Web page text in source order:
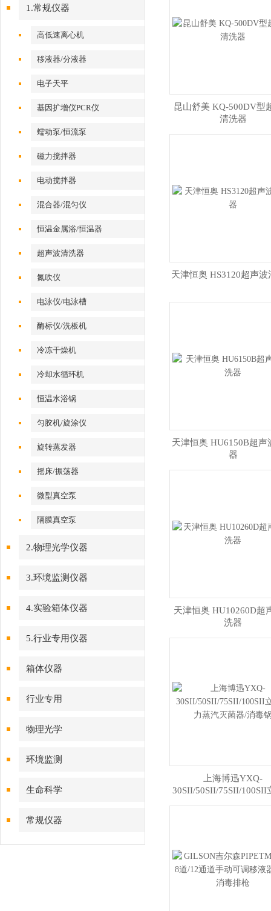
1.常规仪器
高低速离心机
移液器/分液器
电子天平
基因扩增仪PCR仪
蠕动泵/恒流泵
磁力搅拌器
电动搅拌器
混合器/混匀仪
恒温金属浴/恒温器
超声波清洗器
氮吹仪
电泳仪/电泳槽
酶标仪/洗板机
冷冻干燥机
冷却水循环机
恒温水浴锅
匀胶机/旋涂仪
旋转蒸发器
摇床/振荡器
微型真空泵
隔膜真空泵
2.物理光学仪器
3.环境监测仪器
4.实验箱体仪器
5.行业专用仪器
箱体仪器
行业专用
物理光学
环境监测
生命科学
常规仪器
昆山舒美 KQ-500DV型
清洗器
天津恒奥 HS3120超声波
天津恒奥 HU6150B超声
器
天津恒奥 HU10260D超
洗器
上海博迅YXQ-
30SII/50SII/75SII/100SII